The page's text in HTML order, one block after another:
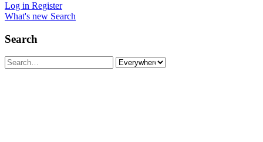
Log in Register
What's new Search
Search